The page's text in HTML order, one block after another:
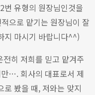
번 유형의 원장님인것을
으로 맡기는 원장님이 잘
지 마시기 바랍니다^^)
히 저희를 믿고 맡겨주
…. 회사의 대표로서 제
로 봤을 때, 저와는 맞지